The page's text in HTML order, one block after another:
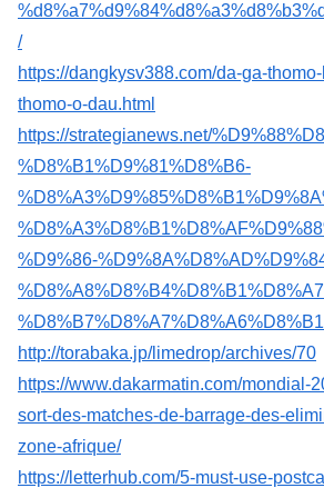
/
https://dangkysv388.com/da-ga-
thomo-o-dau.html
https://strategianews.net/
%D8%B1%D9%81%D8%B6-
%D9%86-
http://torabaka.jp/limedrop/archives/70
https://www.dakarmatin.com/mondial-
sort-des-matches-de-barrage-des-
zone-afrique/
https://letterhub.com/5-must-use-